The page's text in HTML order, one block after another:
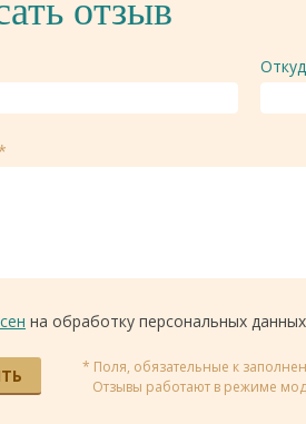
отзыв
на обработку персональных
* Поля, обязательные к
Отзывы работают в режиме